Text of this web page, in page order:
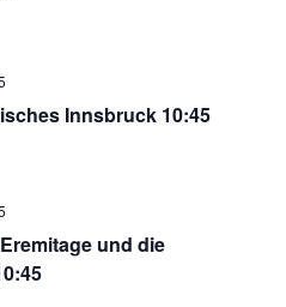
Innsbruck 10:45
und die